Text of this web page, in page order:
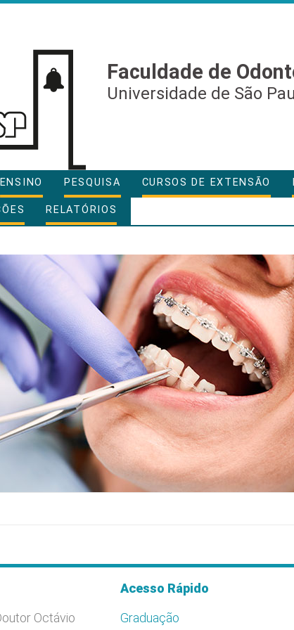
Faculdade de
Universidade de São
ENSINO PESQUISA CURSOS DE EXTENSÃO
RELATÓRIOS
Octávio
Acesso Rápido
Graduação